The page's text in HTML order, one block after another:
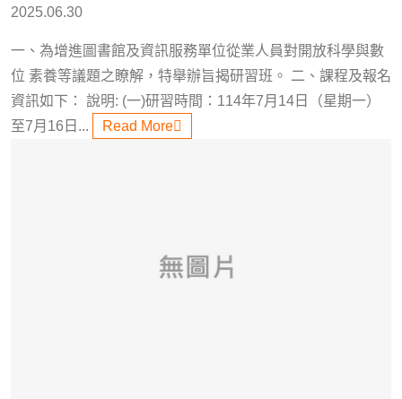
2025.06.30
一、為增進圖書館及資訊服務單位從業人員對開放科學與數
位 素養等議題之瞭解，特舉辦旨揭研習班。 二、課程及報名
資訊如下： 說明: (一)研習時間：114年7月14日（星期一）
至7月16日...
Read More